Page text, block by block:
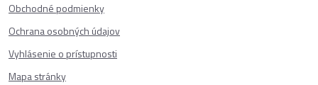
Obchodné podmienky
Ochrana osobných údajov
Vyhlásenie o prístupnosti
Mapa stránky